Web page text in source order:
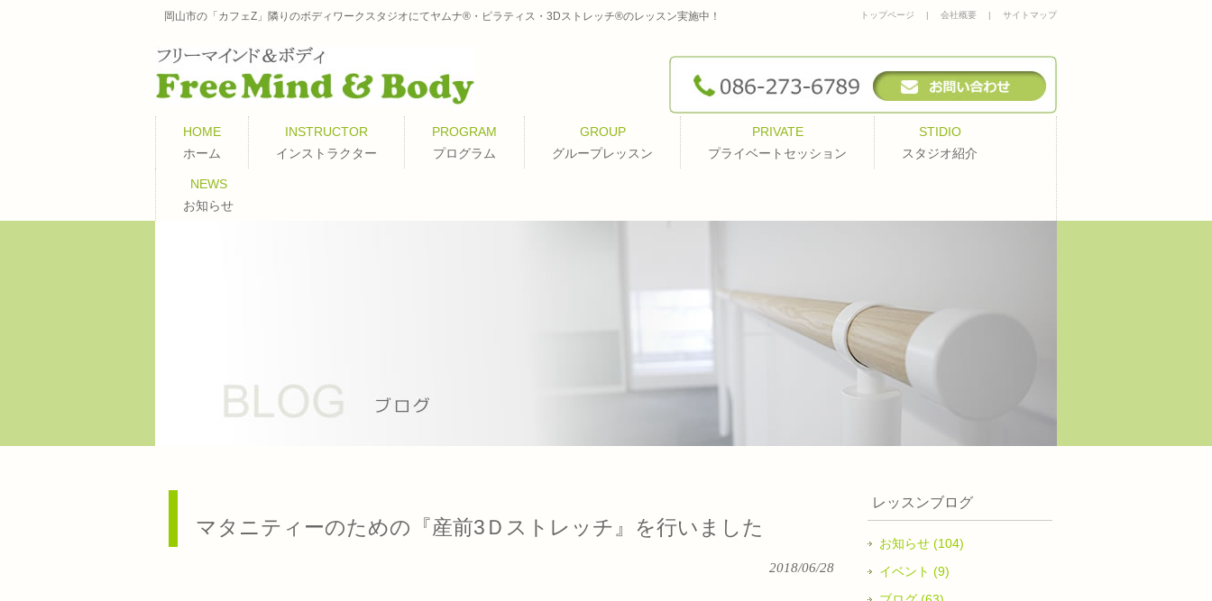
岡山市の「カフェZ」隣りのボディワークスタジオにてヤムナ®・ピラティス・3Dストレッチ®のレッスン実施中！ トップページ | 会社概要 | サイトマップ
HOME
ホーム
INSTRUCTOR
インストラクター
PROGRAM
プログラム
GROUP
グループレッスン
PRIVATE
プライベートセッション
STIDIO
スタジオ紹介
NEWS
お知らせ
マタニティーのための『産前3Ｄストレッチ』を行いました
2018/06/28
レッスンブログ
お知らせ (104)
イベント (9)